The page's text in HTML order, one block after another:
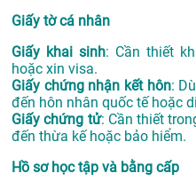
Giấy tờ cá nhân
Giấy khai sinh: Cần thiết
hoặc xin visa.
Giấy chứng nhận kết hôn:
đến hôn nhân quốc tế hoặc
Giấy chứng tử: Cần thiết
đến thừa kế hoặc bảo hiểm.
Hồ sơ học tập và bằng cấp